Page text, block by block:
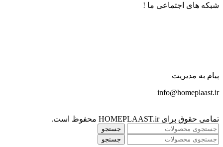
شبکه های اجتماعی ما !
پیام به مدیریت
info@homeplaast.ir
تمامی حقوق برای HOMEPLAAST.ir محفوظ است.
جستجو
جستجو